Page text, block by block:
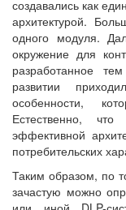
создавались как
архитектурой.
одного модуля.
окружение для
разработанное
развитии
особенности,
Естественно,
эффективной
потребительских
Таким образом, по
зачастую можно